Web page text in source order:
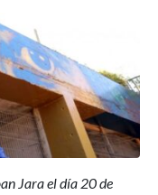
Jara el día 20 de